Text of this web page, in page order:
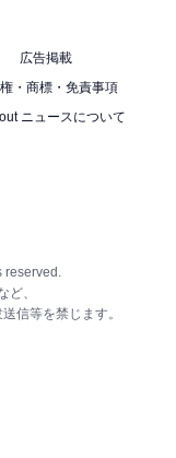
広告掲載
・商標・免責事項
ニュースについて
reserved.
ど、
信等を禁じます。